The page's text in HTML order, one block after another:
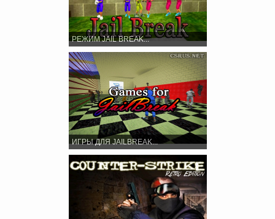
РЕЖИМ JAIL BREAK...
ИГРЫ ДЛЯ JAILBREAK...